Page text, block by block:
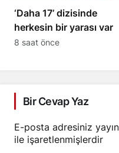
‘Daha 17’ dizisinde
herkesin bir yarası var
8 saat önce
Bir Cevap Yaz
E-posta adresiniz
ile işaretlenmişlerdir